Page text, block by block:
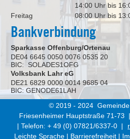
14:00 Uhr bis
Freitag
08:00 Uhr bis
Bankverbindung
Sparkasse Offenburg/Ortenau
DE04 6645 0050 0076 0535 20
BIC: SOLADES1OFG
Volksbank Lahr eG
DE21 6829 0000 0014 9685 04
BIC: GENODE61LAH
© 2019 - 2024
Friesenheimer Hauptstraße 71-73
| Telefon: + 49 (0) 07821/6337-0 |
Leichte Sprache| Barrierefreiheit|